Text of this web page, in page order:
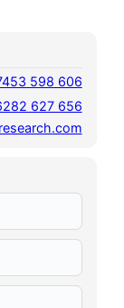
598 606
627 656